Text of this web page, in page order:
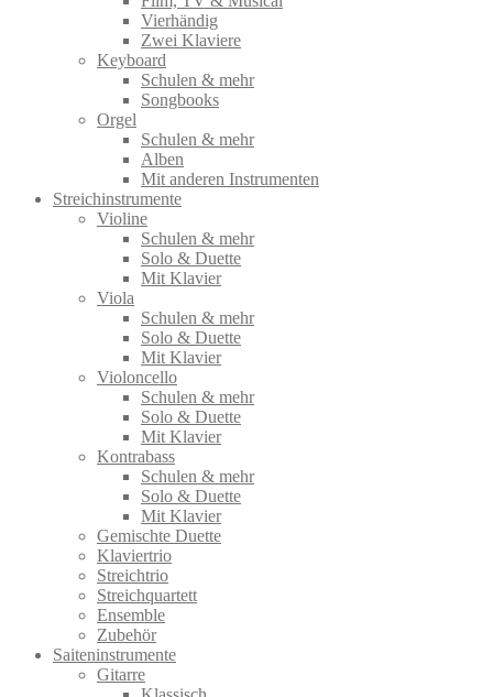
Vierhändig
Zwei Klaviere
Keyboard
Schulen & mehr
Songbooks
Orgel
Schulen & mehr
Alben
Mit anderen Instrumenten
Streichinstrumente
Violine
Schulen & mehr
Solo & Duette
Mit Klavier
Viola
Schulen & mehr
Solo & Duette
Mit Klavier
Violoncello
Schulen & mehr
Solo & Duette
Mit Klavier
Kontrabass
Schulen & mehr
Solo & Duette
Mit Klavier
Gemischte Duette
Klaviertrio
Streichtrio
Streichquartett
Ensemble
Zubehör
Saiteninstrumente
Gitarre